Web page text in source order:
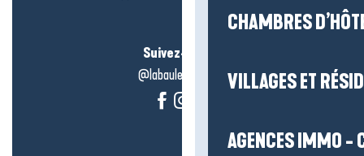
CHAMBRES
VILLAGES ET
AGENCES IMMO -
Suivez-nous !
@labauleguérande